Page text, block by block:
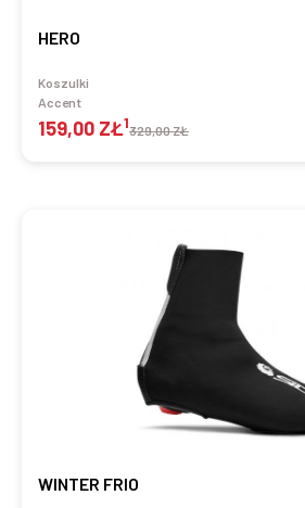
HERO
Koszulki
Accent
159,00 ZŁ1329,00 ZŁ
WINTER FRIO